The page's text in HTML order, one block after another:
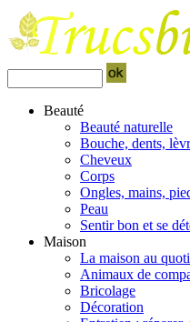
Beauté
Beauté naturelle
Bouche, dents,
Cheveux
Corps
Ongles, mains,
Peau
Sentir bon et se
Maison
La maison au
Animaux de
Bricolage
Décoration